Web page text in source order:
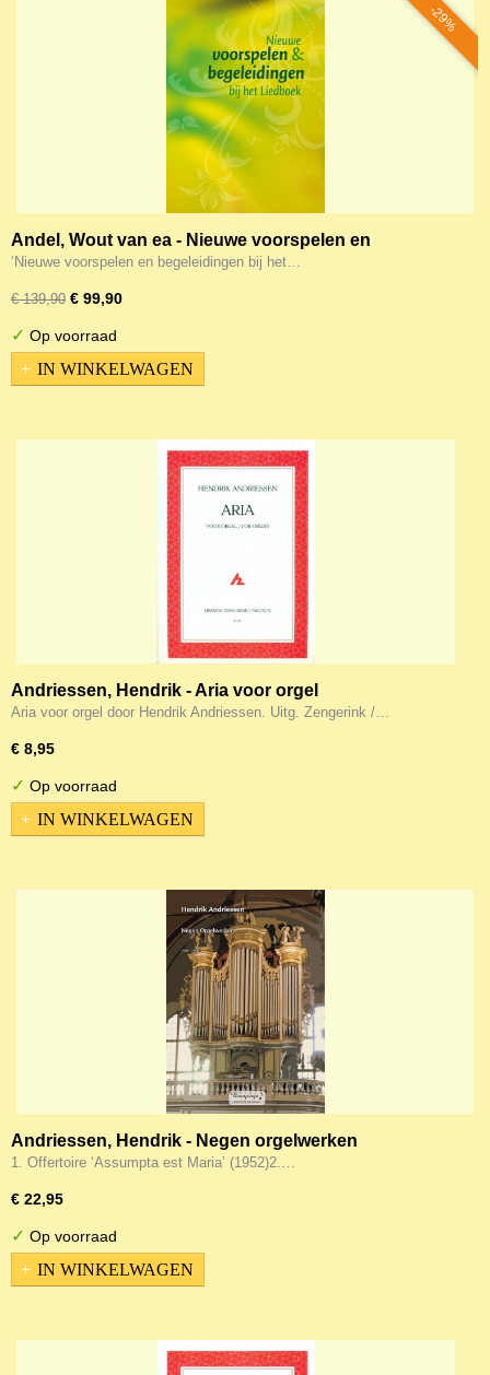
-29%
Andel, Wout van ea - Nieuwe voorspelen en
begeleidingen bij het liedboek
‘Nieuwe voorspelen en begeleidingen bij het…
€ 139,90 € 99,90
✓ Op voorraad
IN WINKELWAGEN
Andriessen, Hendrik - Aria voor orgel
Aria voor orgel door Hendrik Andriessen. Uitg. Zengerink /…
€ 8,95
✓ Op voorraad
IN WINKELWAGEN
Andriessen, Hendrik - Negen orgelwerken
1. Offertoire ‘Assumpta est Maria’ (1952)2.…
€ 22,95
✓ Op voorraad
IN WINKELWAGEN